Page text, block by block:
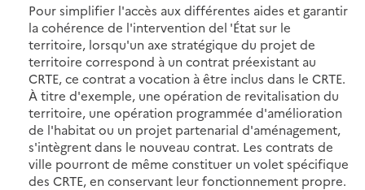
Pour simplifier l'accès aux différentes aides et garantir
la cohérence de l'intervention del 'État sur le
territoire, lorsqu'un axe stratégique du projet de
territoire correspond à un contrat préexistant au
CRTE, ce contrat a vocation à être inclus dans le CRTE.
À titre d'exemple, une opération de revitalisation du
territoire, une opération programmée d'amélioration
de l'habitat ou un projet partenarial d'aménagement,
s'intègrent dans le nouveau contrat. Les contrats de
ville pourront de même constituer un volet spécifique
des CRTE, en conservant leur fonctionnement propre.